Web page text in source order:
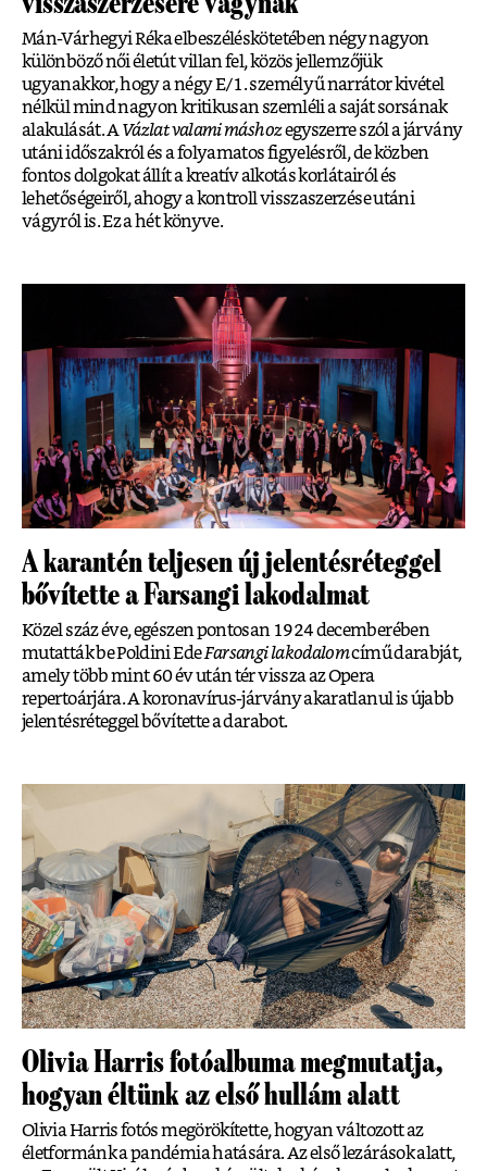
Mán-Várhegyi Réka elbeszéléskötetében négy nagyon
különböző női életút villan fel, közös jellemzőjük
ugyanakkor, hogy a négy E/1. személyű narrátor kivétel
nélkül mind nagyon kritikusan szemléli a saját sorsának
alakulását. AVázlat valami máshozegyszerre szól a járvány
utáni időszakról és a folyamatos figyelésről, de közben
fontos dolgokat állít a kreatív alkotás korlátairól és
lehetőségeiről, ahogy a kontroll visszaszerzése utáni
vágyról is. Ez a hét könyve.
A karantén teljesen új jelentésréteggel
bővítette a Farsangi lakodalmat
Közel száz éve, egészen pontosan 1924 decemberében
mutatták be Poldini EdeFarsangi lakodalomcímű darabját,
amely több mint 60 év után tér vissza az Opera
repertoárjára. A koronavírus-járvány akaratlanul is újabb
jelentésréteggel bővítette a darabot.
Olivia Harris fotóalbuma megmutatja,
hogyan éltünk az első hullám alatt
Olivia Harris fotós megörökítette, hogyan változott az
életformánk a pandémia hatására. Az első lezárások alatt,